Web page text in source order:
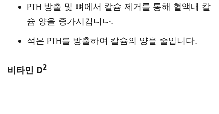
PTH 방출 및 뼈에서 칼슘 제거를 통해 혈액내 칼
슘 양을 증가시킵니다.
적은 PTH를 방출하여 칼슘의 양을 줄입니다.
비타민 D2